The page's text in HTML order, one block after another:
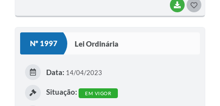
BAIXAR
Nº 1997 Lei Ordinária
Data: 14/04/2023
Situação: EM VIGOR